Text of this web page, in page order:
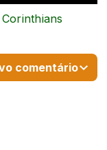
comentário